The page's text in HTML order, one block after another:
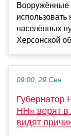
Вооружённые
использовать
населённых
Херсонской
09:00, 29 Сен
Губернатор
НН» верят в
видят